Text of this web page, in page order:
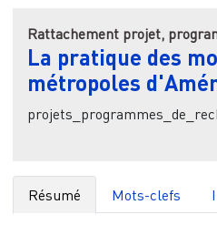
Rattachement projet,
La pratique des
métropoles
Résumé Mots-clefs